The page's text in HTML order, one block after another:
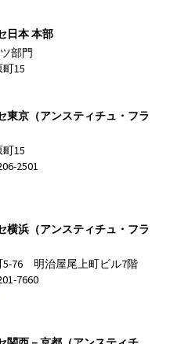
日本 本部
部門
15
東京（アンスティチュ・フラ
15
2501
横浜（アンスティチュ・フラ
76 明治屋尾上町ビル7階
7660